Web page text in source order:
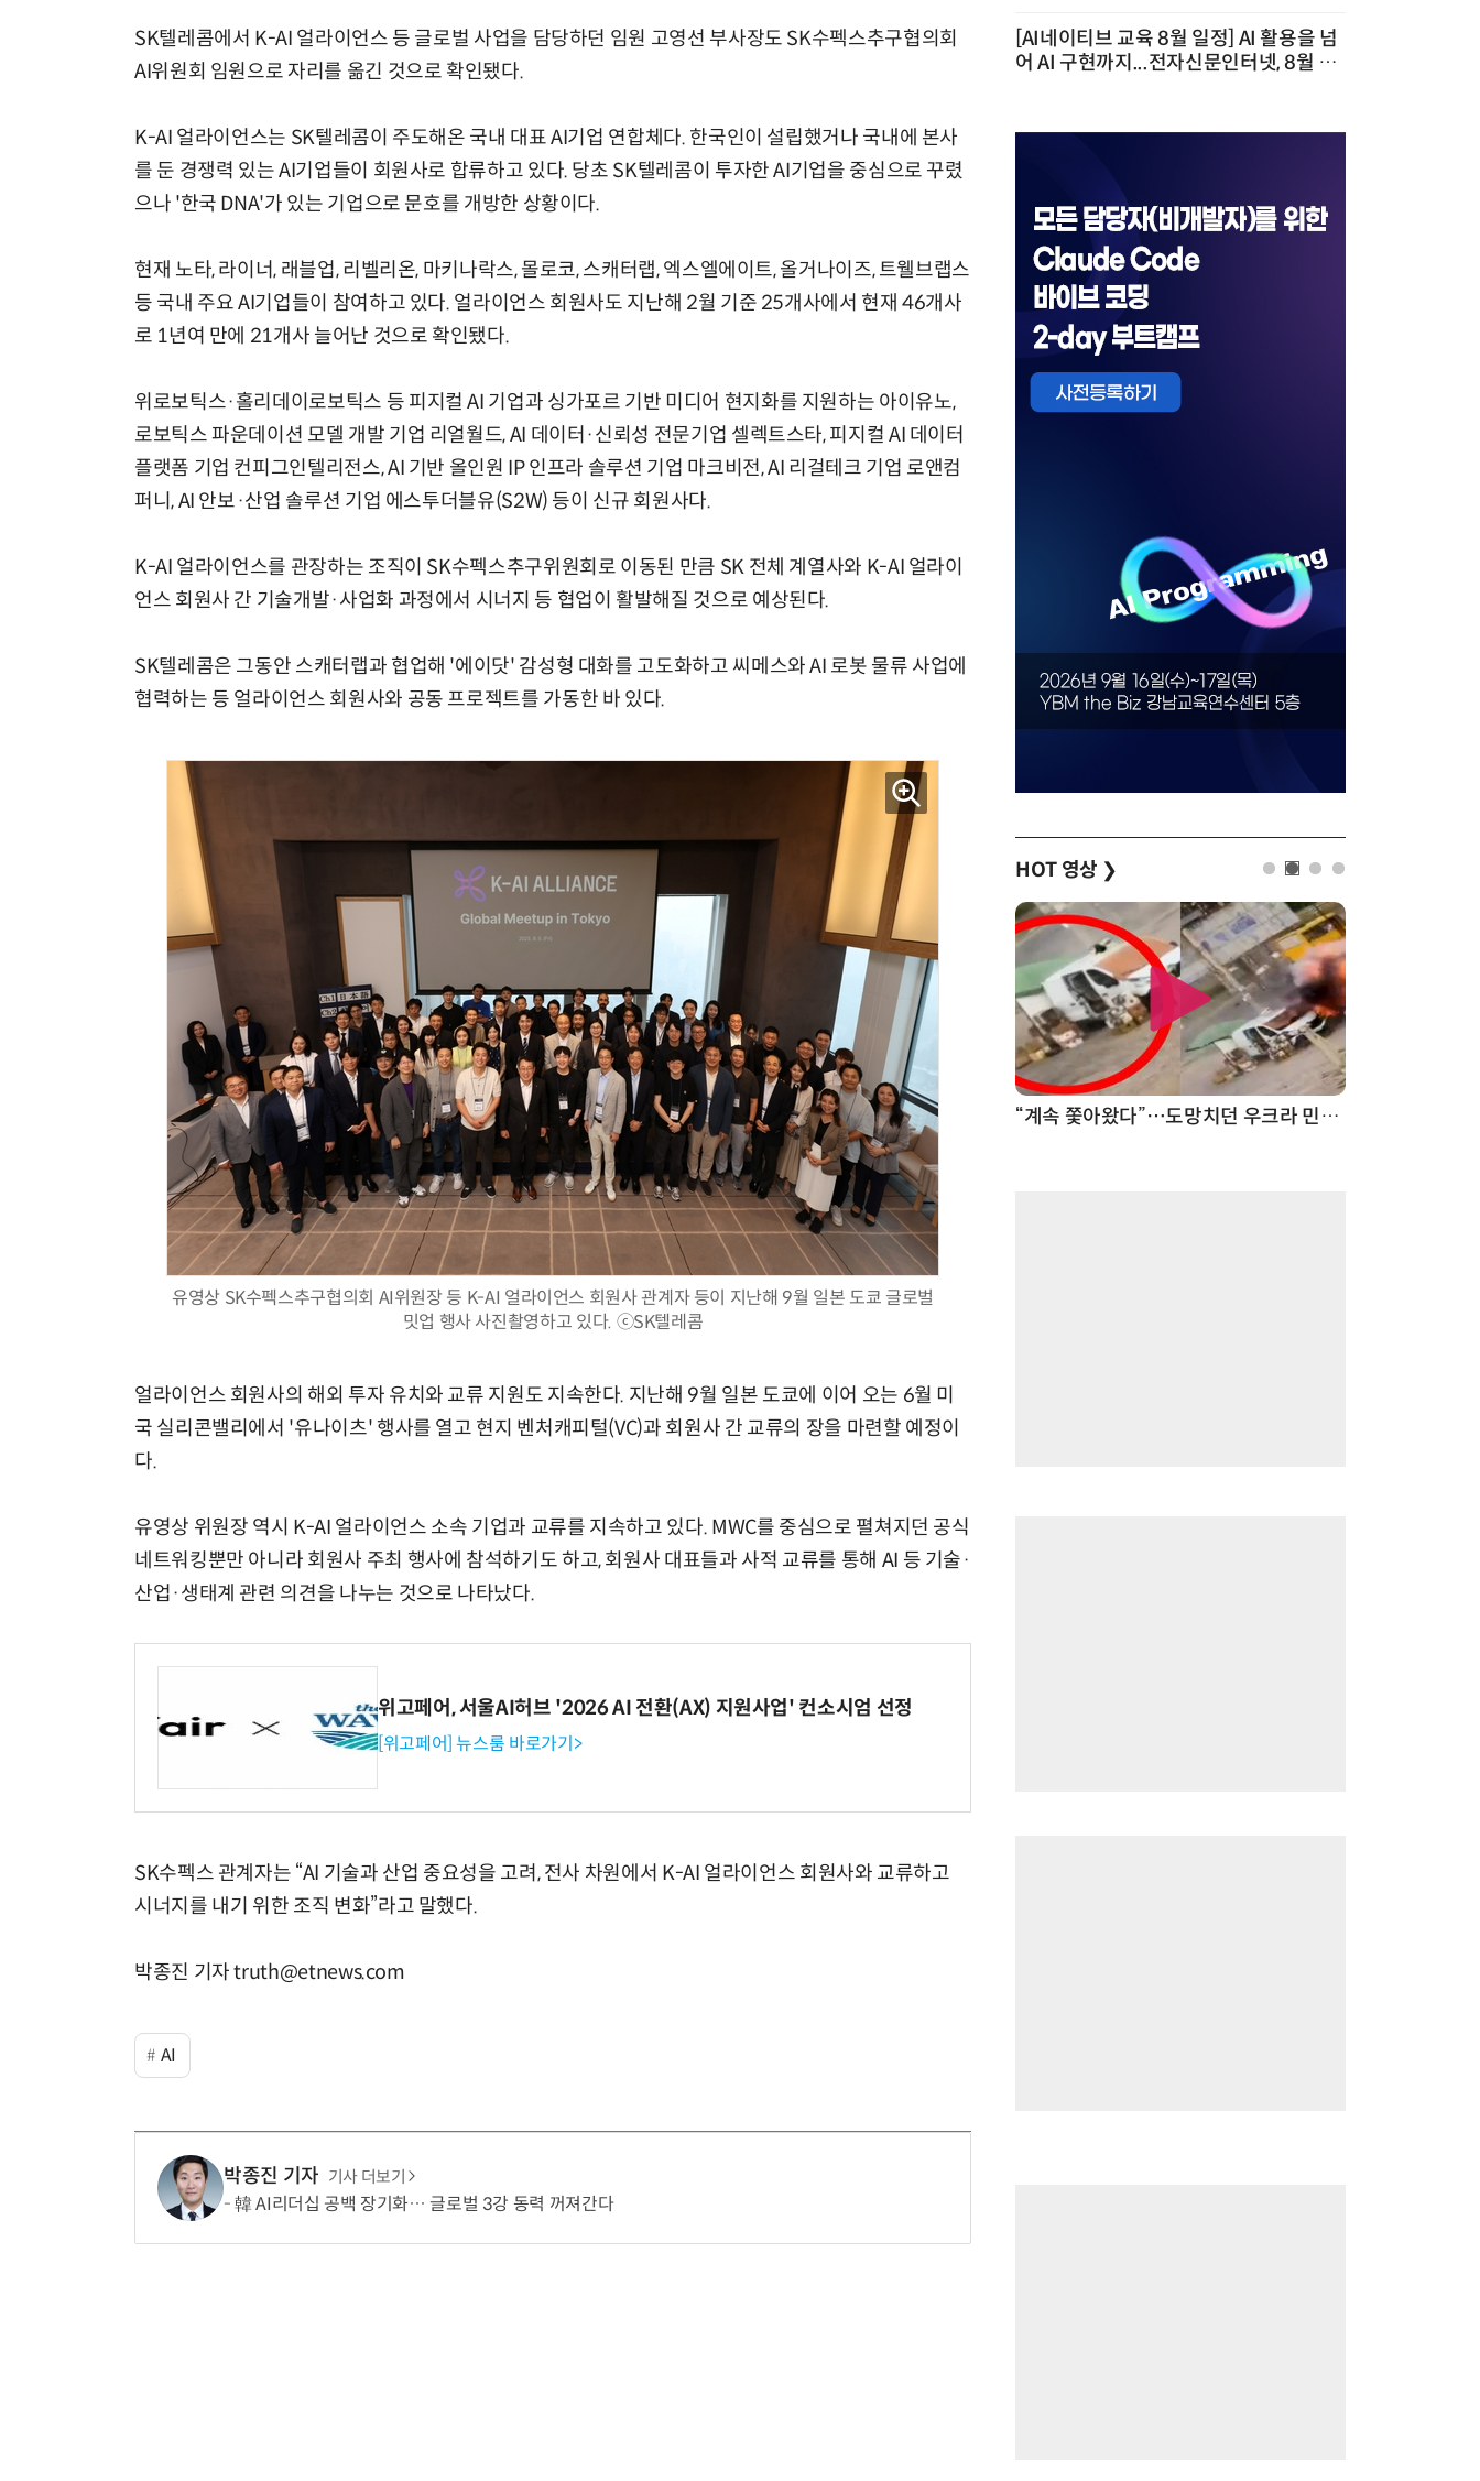
SK텔레콤에서 K-AI 얼라이언스 등 글로벌 사업을 담당하던 임원 고영선 부사장도 SK수펙스추구협의회
AI위원회 임원으로 자리를 옮긴 것으로 확인됐다.
K-AI 얼라이언스는 SK텔레콤이 주도해온 국내 대표 AI기업 연합체다. 한국인이 설립했거나 국내에 본사
를 둔 경쟁력 있는 AI기업들이 회원사로 합류하고 있다. 당초 SK텔레콤이 투자한 AI기업을 중심으로 꾸렸
으나 '한국 DNA'가 있는 기업으로 문호를 개방한 상황이다.
현재 노타, 라이너, 래블업, 리벨리온, 마키나락스, 몰로코, 스캐터랩, 엑스엘에이트, 올거나이즈, 트웰브랩스
등 국내 주요 AI기업들이 참여하고 있다. 얼라이언스 회원사도 지난해 2월 기준 25개사에서 현재 46개사
로 1년여 만에 21개사 늘어난 것으로 확인됐다.
위로보틱스·홀리데이로보틱스 등 피지컬 AI 기업과 싱가포르 기반 미디어 현지화를 지원하는 아이유노,
로보틱스 파운데이션 모델 개발 기업 리얼월드, AI 데이터·신뢰성 전문기업 셀렉트스타, 피지컬 AI 데이터
플랫폼 기업 컨피그인텔리전스, AI 기반 올인원 IP 인프라 솔루션 기업 마크비전, AI 리걸테크 기업 로앤컴
퍼니, AI 안보·산업 솔루션 기업 에스투더블유(S2W) 등이 신규 회원사다.
K-AI 얼라이언스를 관장하는 조직이 SK수펙스추구위원회로 이동된 만큼 SK 전체 계열사와 K-AI 얼라이
언스 회원사 간 기술개발·사업화 과정에서 시너지 등 협업이 활발해질 것으로 예상된다.
SK텔레콤은 그동안 스캐터랩과 협업해 '에이닷' 감성형 대화를 고도화하고 씨메스와 AI 로봇 물류 사업에
협력하는 등 얼라이언스 회원사와 공동 프로젝트를 가동한 바 있다.
유영상 SK수펙스추구협의회 AI위원장 등 K-AI 얼라이언스 회원사 관계자 등이 지난해 9월 일본 도쿄 글로벌
밋업 행사 사진촬영하고 있다. ⓒSK텔레콤
얼라이언스 회원사의 해외 투자 유치와 교류 지원도 지속한다. 지난해 9월 일본 도쿄에 이어 오는 6월 미
국 실리콘밸리에서 '유나이츠' 행사를 열고 현지 벤처캐피털(VC)과 회원사 간 교류의 장을 마련할 예정이
다.
유영상 위원장 역시 K-AI 얼라이언스 소속 기업과 교류를 지속하고 있다. MWC를 중심으로 펼쳐지던 공식
네트워킹뿐만 아니라 회원사 주최 행사에 참석하기도 하고, 회원사 대표들과 사적 교류를 통해 AI 등 기술·
산업·생태계 관련 의견을 나누는 것으로 나타났다.
위고페어, 서울AI허브 '2026 AI 전환(AX) 지원사업' 컨소시엄 선정
[위고페어] 뉴스룸 바로가기>
SK수펙스 관계자는 “AI 기술과 산업 중요성을 고려, 전사 차원에서 K-AI 얼라이언스 회원사와 교류하고
시너지를 내기 위한 조직 변화”라고 말했다.
박종진 기자 truth@etnews.com
AI
박종진 기자 기사 더보기
韓 AI리더십 공백 장기화… 글로벌 3강 동력 꺼져간다
[AI네이티브 교육 8월 일정] AI 활용을 넘
어 AI 구현까지...전자신문인터넷, 8월 실
HOT 영상 ❯
거미줄 쏘고 자동 회수까지…현실판 스파이더맨 웹 슈터 “계속 쫓아왔다”…도망치던 우크라 민간인 공격한 러 자폭 드론